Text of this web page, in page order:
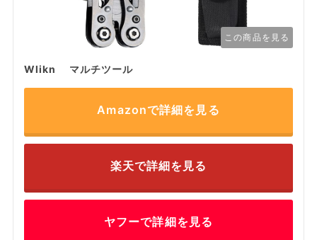
この商品を見る
Wlikn マルチツール
Amazonで詳細を見る
楽天で詳細を見る
ヤフーで詳細を見る